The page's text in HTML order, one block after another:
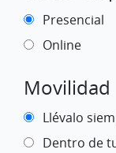
Presencial
Online
Movilidad
Llévalo
Dentro de